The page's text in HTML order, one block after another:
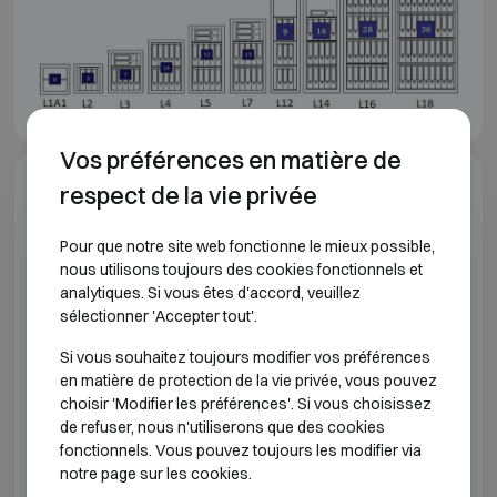
Spécifications du modèle
CLASSE DE RÉSISTANCE À L'EFFRACTION 1
Modèle Dimensions extérieures (mm)
L1A1 H405 L400 P270
L2 H405 L400 P420
L3 H605 L500 P420
Vos préférences en matière de
respect de la vie privée
Pour que notre site web fonctionne le mieux possible,
nous utilisons toujours des cookies fonctionnels et
analytiques. Si vous êtes d'accord, veuillez
sélectionner 'Accepter tout'.
Si vous souhaitez toujours modifier vos préférences
en matière de protection de la vie privée, vous pouvez
choisir 'Modifier les préférences'. Si vous choisissez
de refuser, nous n'utiliserons que des cookies
fonctionnels. Vous pouvez toujours les modifier via
notre page sur les cookies.